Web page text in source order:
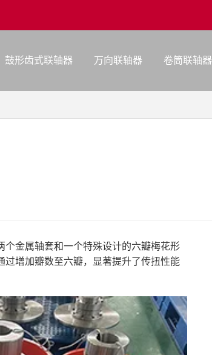
鼓形齿式联轴器 万向联轴器 卷筒联轴器
金属轴套和一个特殊设计的六瓣梅花形
增加瓣数至六瓣，显著提升了传扭性能